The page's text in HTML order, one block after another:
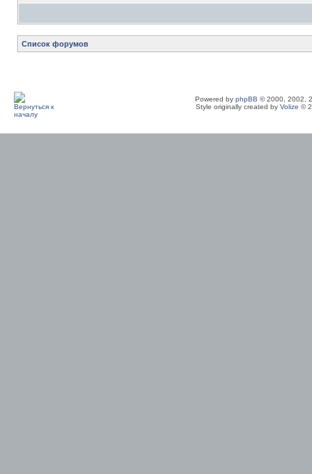
Список форумов
Powered by phpBB © 2000, 2002,
Style originally created by Volize ©